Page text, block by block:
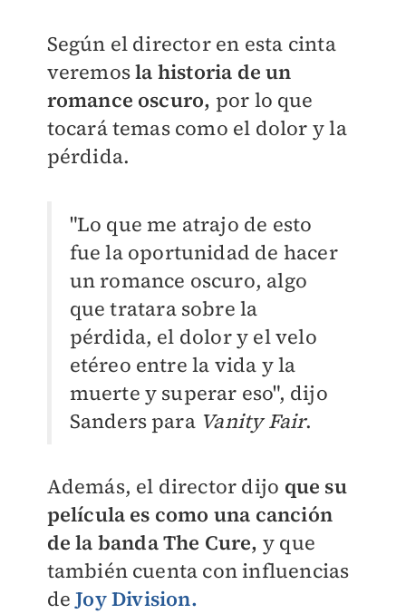
Según el director en esta cinta
veremosla historia de un
romance oscuro, por lo que
tocará temas como el dolor y la
pérdida.
"Lo que me atrajo de esto
fue la oportunidad de hacer
un romance oscuro, algo
que tratara sobre la
pérdida, el dolor y el velo
etéreo entre la vida y la
muerte y superar eso", dijo
Sanders para Vanity Fair.
Además, el director dijo que su
película es como una canción
de la banda The Cure, y que
también cuenta con influencias
deJoy Division.